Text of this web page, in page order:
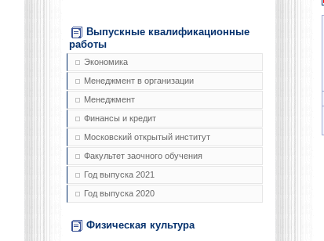
Выпускные квалификационные
работы
Экономика
Менеджмент в организации
Менеджмент
Финансы и кредит
Московский открытый институт
Факультет заочного обучения
Год выпуска 2021
Год выпуска 2020
Физическая культура